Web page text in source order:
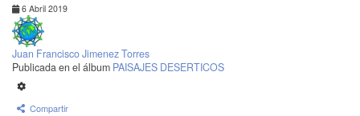
6 Abril 2019
Juan Francisco Jimenez Torres
Publicada en el álbum PAISAJES DESERTICOS
Compartir